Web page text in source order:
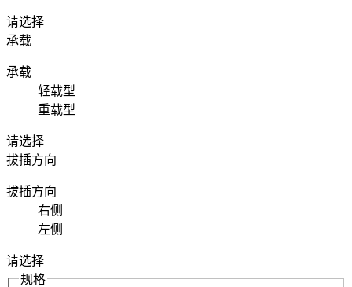
请选择
承载
承载
轻载型
重载型
请选择
拔插方向
拔插方向
右侧
左侧
请选择
规格